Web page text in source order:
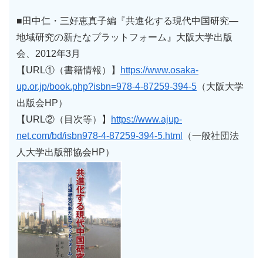
■田中仁・三好恵真子編『共進化する現代中国研究―
地域研究の新たなプラットフォーム』大阪大学出版
会、2012年3月
【URL①（書籍情報）】
https://www.osaka-
up.or.jp/book.php?isbn=978-4-87259-394-5 （大阪大学
出版会HP）
【URL②（目次等）】
https://www.ajup-
net.com/bd/isbn978-4-87259-394-5.html
（一般社団法
人大学出版部協会HP）